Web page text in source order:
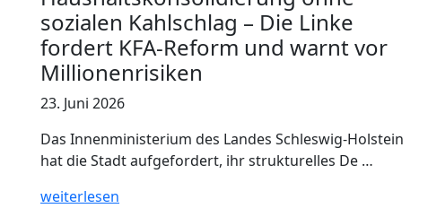
sozialen Kahlschlag – Die Linke
fordert KFA-Reform und warnt vor
Millionenrisiken
23. Juni 2026
Das Innenministerium des Landes Schleswig-Holstein
hat die Stadt aufgefordert, ihr strukturelles De …
weiterlesen